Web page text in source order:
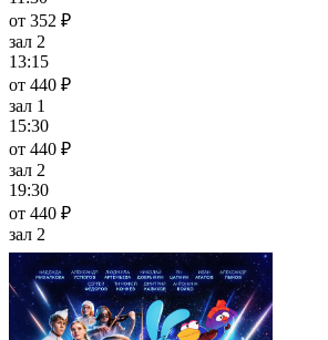
от 352 ₽
зал 2
13:15
от 440 ₽
зал 1
15:30
от 440 ₽
зал 2
19:30
от 440 ₽
зал 2